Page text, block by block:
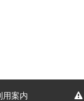
用案内